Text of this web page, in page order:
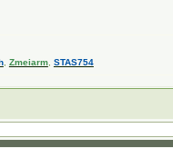
, Zmeiarm, STAS754